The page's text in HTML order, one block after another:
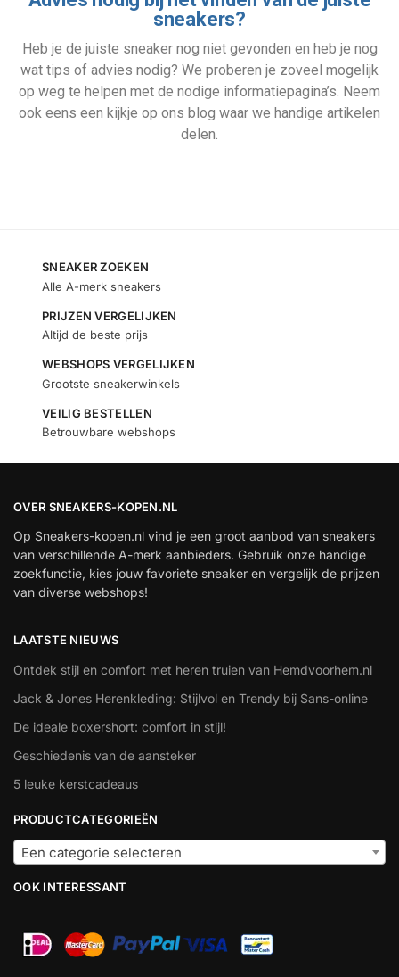
sneakers?
Heb je de juiste sneaker nog niet gevonden en heb je nog
wat tips of advies nodig? We proberen je zoveel mogelijk
op weg te helpen met de nodige informatiepagina’s. Neem
ook eens een kijkje op ons blog waar we handige artikelen
delen.
SNEAKER ZOEKEN
Alle A-merk sneakers
PRIJZEN VERGELIJKEN
Altijd de beste prijs
WEBSHOPS VERGELIJKEN
Grootste sneakerwinkels
VEILIG BESTELLEN
Betrouwbare webshops
OVER SNEAKERS-KOPEN.NL
Op Sneakers-kopen.nl vind je een groot aanbod van sneakers
van verschillende A-merk aanbieders. Gebruik onze handige
zoekfunctie, kies jouw favoriete sneaker en vergelijk de prijzen
van diverse webshops!
LAATSTE NIEUWS
Ontdek stijl en comfort met heren truien van Hemdvoorhem.nl
Jack & Jones Herenkleding: Stijlvol en Trendy bij Sans-online
De ideale boxershort: comfort in stijl!
Geschiedenis van de aansteker
5 leuke kerstcadeaus
PRODUCTCATEGORIEËN
Een categorie selecteren
OOK INTERESSANT